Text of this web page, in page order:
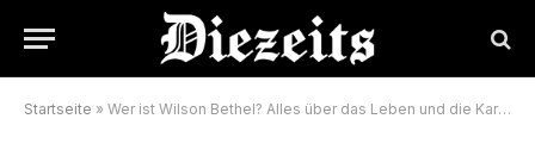
Startseite » Wer ist Wilson Bethel? Alles über das Leben und die Karriere des amerikanischen Schauspielers